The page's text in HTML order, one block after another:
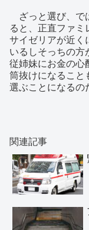
ざっと選び、で
ると、正直ファミ
サイゼリアが近く
いるしそっちの方
従姉妹にお金の心
筒抜けになること
選ぶことになるの
関連記事